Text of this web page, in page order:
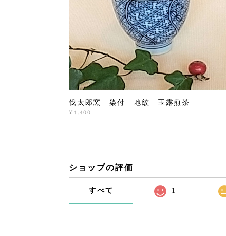
伐太郎窯 染付 地紋 玉露煎茶
¥4,400
ショップの評価
すべて 1